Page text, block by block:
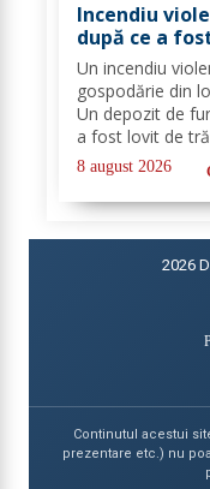
Incendiu
după ce a
Un incendiu
gospodărie din
Un depozit de
a fost lovit de
ora 22:00. La
pompierii din
8 august 2026
2026
Continutul acestui
prezentare etc.) nu